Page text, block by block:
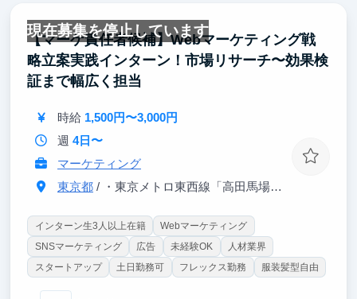
現在募集を停止しています
【マーケ責任者候補】Webマーケティング戦
略立案実践インターン！市場リサーチ〜効果検
証まで幅広く担当
時給 1,500円〜3,000円
週 4日〜
マーケティング
東京都/ ・東京メトロ東西線「高田馬場駅」より徒歩8分
インターン生3人以上在籍
Webマーケティング
SNSマーケティング
広告 未経験OK
人材業界
スタートアップ
土日勤務可 フレックス勤務 服装髪型自由